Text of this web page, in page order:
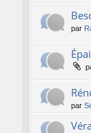
par
par